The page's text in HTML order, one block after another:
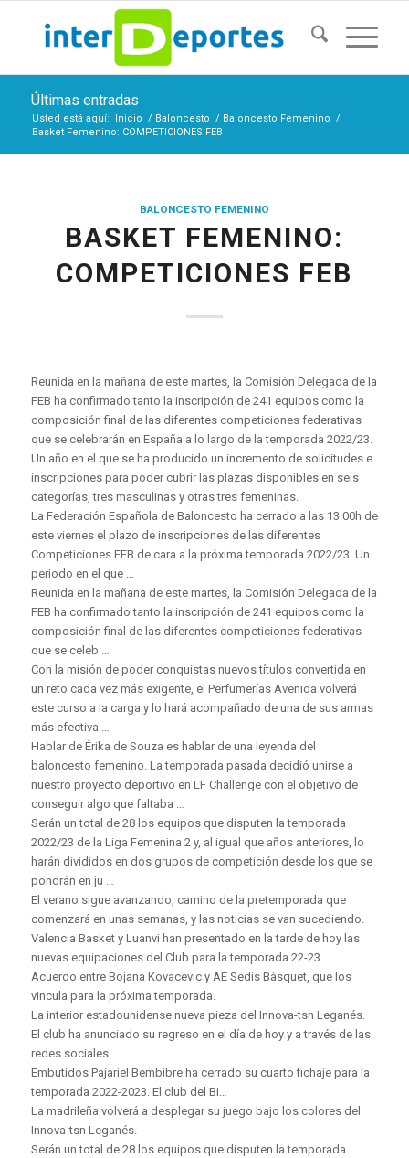
Últimas entradas
Usted está aquí: Inicio / Baloncesto / Baloncesto Femenino /
Basket Femenino: COMPETICIONES FEB
BALONCESTO FEMENINO
BASKET FEMENINO:
COMPETICIONES FEB
Reunida en la mañana de este martes, la Comisión Delegada de la
FEB ha confirmado tanto la inscripción de 241 equipos como la
composición final de las diferentes competiciones federativas
que se celebrarán en España a lo largo de la temporada 2022/23.
Un año en el que se ha producido un incremento de solicitudes e
inscripciones para poder cubrir las plazas disponibles en seis
categorías, tres masculinas y otras tres femeninas.
La Federación Española de Baloncesto ha cerrado a las 13:00h de
este viernes el plazo de inscripciones de las diferentes
Competiciones FEB de cara a la próxima temporada 2022/23. Un
periodo en el que …
Reunida en la mañana de este martes, la Comisión Delegada de la
FEB ha confirmado tanto la inscripción de 241 equipos como la
composición final de las diferentes competiciones federativas
que se celeb …
Con la misión de poder conquistas nuevos títulos convertida en
un reto cada vez más exigente, el Perfumerías Avenida volverá
este curso a la carga y lo hará acompañado de una de sus armas
más efectiva …
Hablar de Érika de Souza es hablar de una leyenda del
baloncesto femenino. La temporada pasada decidió unirse a
nuestro proyecto deportivo en LF Challenge con el objetivo de
conseguir algo que faltaba …
Serán un total de 28 los equipos que disputen la temporada
2022/23 de la Liga Femenina 2 y, al igual que años anteriores, lo
harán divididos en dos grupos de competición desde los que se
pondrán en ju …
El verano sigue avanzando, camino de la pretemporada que
comenzará en unas semanas, y las noticias se van sucediendo.
Valencia Basket y Luanvi han presentado en la tarde de hoy las
nuevas equipaciones del Club para la temporada 22-23.
Acuerdo entre Bojana Kovacevic y AE Sedis Bàsquet, que los
vincula para la próxima temporada.
La interior estadounidense nueva pieza del Innova-tsn Leganés.
El club ha anunciado su regreso en el día de hoy y a través de las
redes sociales.
Embutidos Pajariel Bembibre ha cerrado su cuarto fichaje para la
temporada 2022-2023. El club del Bi…
La madrileña volverá a desplegar su juego bajo los colores del
Innova-tsn Leganés.
Serán un total de 28 los equipos que disputen la temporada